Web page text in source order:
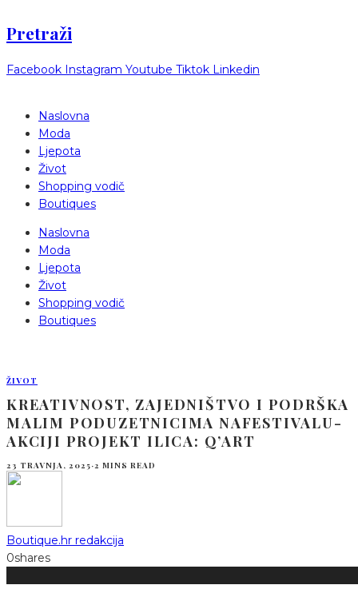
Pretraži
Facebook Instagram Youtube Tiktok Linkedin
Naslovna
Moda
Ljepota
Život
Shopping vodič
Boutiques
Naslovna
Moda
Ljepota
Život
Shopping vodič
Boutiques
ŽIVOT
KREATIVNOST, ZAJEDNIŠTVO I PODRŠKA
MALIM PODUZETNICIMA NAFESTIVALU-
AKCIJI PROJEKT ILICA: Q’ART
23 TRAVNJA, 2025·2 MINS READ
Boutique.hr redakcija
0shares